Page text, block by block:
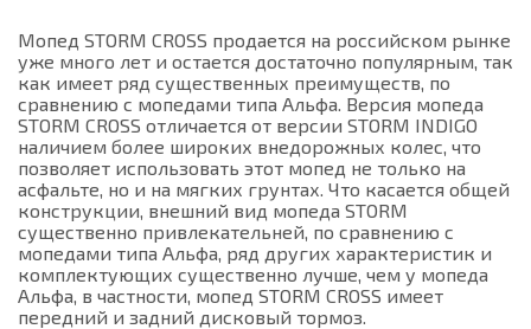
Мопед STORM CROSS продается на российском рынке
уже много лет и остается достаточно популярным, так
как имеет ряд существенных преимуществ, по
сравнению с мопедами типа Альфа. Версия мопеда
STORM CROSS отличается от версии STORM INDIGO
наличием более широких внедорожных колес, что
позволяет использовать этот мопед не только на
асфальте, но и на мягких грунтах. Что касается общей
конструкции, внешний вид мопеда STORM
существенно привлекательней, по сравнению с
мопедами типа Альфа, ряд других характеристик и
комплектующих существенно лучше, чем у мопеда
Альфа, в частности, мопед STORM CROSS имеет
передний и задний дисковый тормоз.